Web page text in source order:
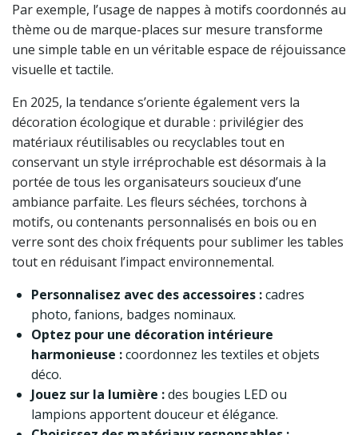
Par exemple, l’usage de nappes à motifs coordonnés au
thème ou de marque-places sur mesure transforme
une simple table en un véritable espace de réjouissance
visuelle et tactile.
En 2025, la tendance s’oriente également vers la
décoration écologique et durable : privilégier des
matériaux réutilisables ou recyclables tout en
conservant un style irréprochable est désormais à la
portée de tous les organisateurs soucieux d’une
ambiance parfaite. Les fleurs séchées, torchons à
motifs, ou contenants personnalisés en bois ou en
verre sont des choix fréquents pour sublimer les tables
tout en réduisant l’impact environnemental.
Personnalisez avec des accessoires :cadres
photo, fanions, badges nominaux.
Optez pour une décoration intérieure
harmonieuse :coordonnez les textiles et objets
déco.
Jouez sur la lumière :des bougies LED ou
lampions apportent douceur et élégance.